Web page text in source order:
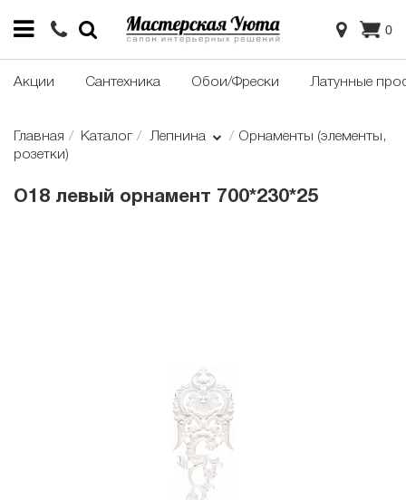
0
Акции Сантехника Обои/Фрески Латунные
Главная Каталог Лепнина
Орнаменты (элементы,
розетки)
О18 левый орнамент 700*230*25